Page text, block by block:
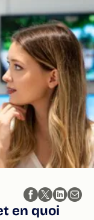
en quoi